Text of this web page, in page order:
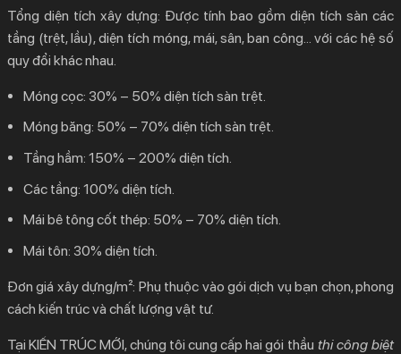
Tổng diện tích xây dựng: Được tính bao gồm diện tích sàn các
tầng (trệt, lầu), diện tích móng, mái, sân, ban công… với các hệ số
quy đổi khác nhau.
Móng cọc: 30% – 50% diện tích sàn trệt.
Móng băng: 50% – 70% diện tích sàn trệt.
Tầng hầm: 150% – 200% diện tích.
Các tầng: 100% diện tích.
Mái bê tông cốt thép: 50% – 70% diện tích.
Mái tôn: 30% diện tích.
Đơn giá xây dựng/m²: Phụ thuộc vào gói dịch vụ bạn chọn, phong
cách kiến trúc và chất lượng vật tư.
Tại KIẾN TRÚC MỚI, chúng tôi cung cấp hai gói thầu thi công biệt